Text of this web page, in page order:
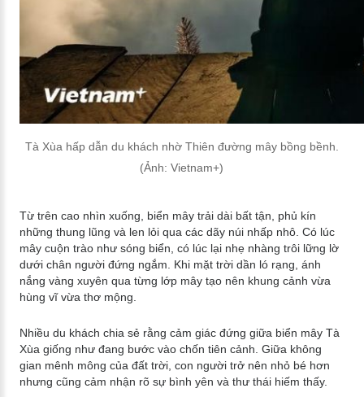
Tà Xùa hấp dẫn du khách nhờ Thiên đường mây bồng bềnh.
(Ảnh: Vietnam+)
Từ trên cao nhìn xuống, biển mây trải dài bất tận, phủ kín
những thung lũng và len lỏi qua các dãy núi nhấp nhô. Có lúc
mây cuộn trào như sóng biển, có lúc lại nhẹ nhàng trôi lững lờ
dưới chân người đứng ngắm. Khi mặt trời dần ló rạng, ánh
nắng vàng xuyên qua từng lớp mây tạo nên khung cảnh vừa
hùng vĩ vừa thơ mộng.
Nhiều du khách chia sẻ rằng cảm giác đứng giữa biển mây Tà
Xùa giống như đang bước vào chốn tiên cảnh. Giữa không
gian mênh mông của đất trời, con người trở nên nhỏ bé hơn
nhưng cũng cảm nhận rõ sự bình yên và thư thái hiếm thấy.